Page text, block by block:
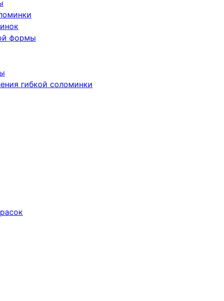
формы
гибкой соломинки